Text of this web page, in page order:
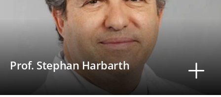
Prof. Stephan Harbarth